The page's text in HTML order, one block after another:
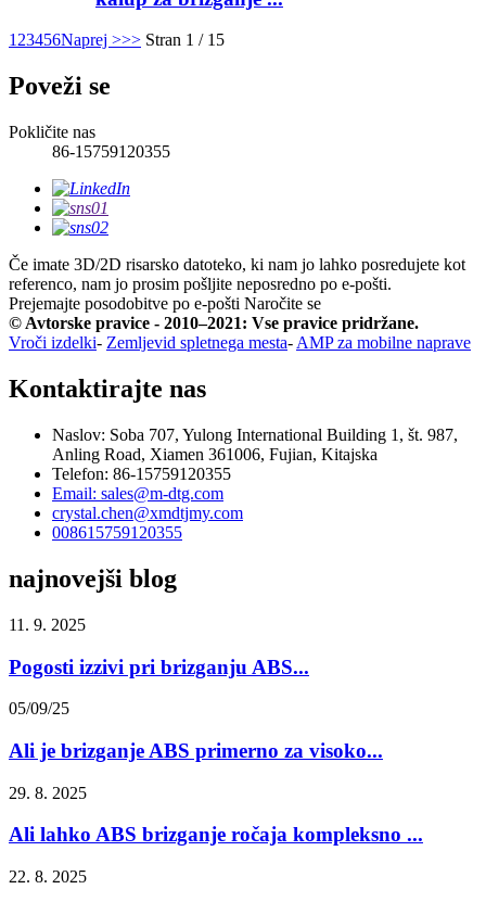
123456Naprej >>> Stran 1 / 15
Poveži se
Pokličite nas
86-15759120355
Če imate 3D/2D risarsko datoteko, ki nam jo lahko posredujete kot
referenco, nam jo prosim pošljite neposredno po e-pošti.
Prejemajte posodobitve po e-pošti Naročite se
© Avtorske pravice - 2010–2021: Vse pravice pridržane.
Vroči izdelki- Zemljevid spletnega mesta- AMP za mobilne naprave
Kontaktirajte nas
Naslov: Soba 707, Yulong International Building 1, št. 987,
Anling Road, Xiamen 361006, Fujian, Kitajska
Telefon: 86-15759120355
Email: sales@m-dtg.com
crystal.chen@xmdtjmy.com
008615759120355
najnovejši blog
11. 9. 2025
Pogosti izzivi pri brizganju ABS...
05/09/25
Ali je brizganje ABS primerno za visoko...
29. 8. 2025
Ali lahko ABS brizganje ročaja kompleksno ...
22. 8. 2025